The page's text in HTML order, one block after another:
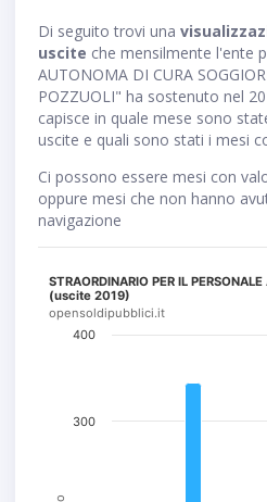
Di seguito trovi una
uscite che mensilmente l'ente
AUTONOMA DI CURA
POZZUOLI" ha sostenuto nel
capisce in quale mese sono
uscite e quali sono stati i mesi
Ci possono essere mesi con
oppure mesi che non hanno
navigazione
STRAORDINARIO PER IL
(uscite 2019)
opensoldipubblici.it
300
400